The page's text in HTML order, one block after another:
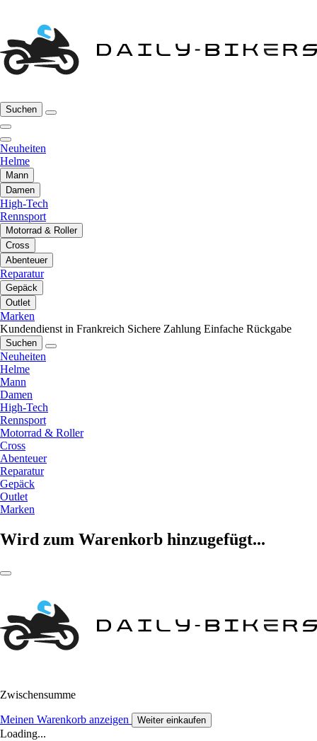
Suchen
Neuheiten
Helme
Mann
Damen
High-Tech
Rennsport
Motorrad & Roller
Cross
Abenteuer
Reparatur
Gepäck
Outlet
Marken
Kundendienst in Frankreich Sichere Zahlung Einfache Rückgabe
Suchen
Neuheiten
Helme
Mann
Damen
High-Tech
Rennsport
Motorrad & Roller
Cross
Abenteuer
Reparatur
Gepäck
Outlet
Marken
Wird zum Warenkorb hinzugefügt...
Zwischensumme
Meinen Warenkorb anzeigen Weiter einkaufen
Loading...